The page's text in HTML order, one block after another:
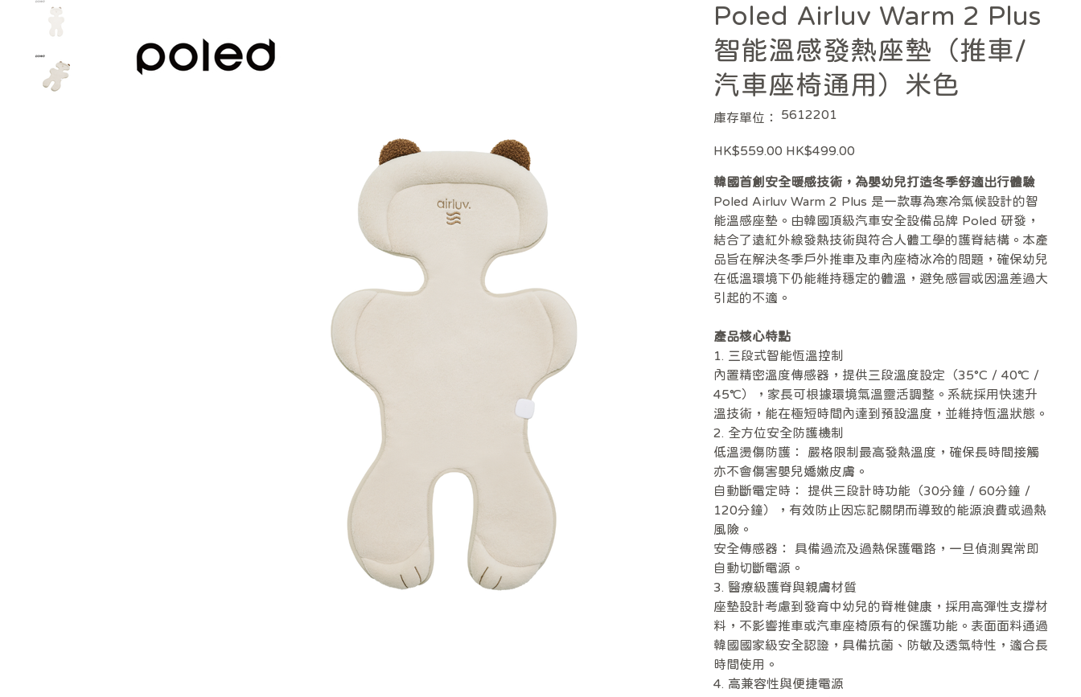
Poled Airluv Warm 2 Plus
智能溫感發熱座墊（推車/
汽車座椅通用）米色
庫存單位：
SKU
5612201
5612201
原
始
格
HK$559.00 促
銷
格
HK$499.00
韓國首創安全暖感技術，為嬰幼兒打造冬季舒適出行體驗
Poled Airluv Warm 2 Plus 是一款專為寒冷氣候設計的智
能溫感座墊。由韓國頂級汽車安全設備品牌 Poled 研發，
結合了遠紅外線發熱技術與符合人體工學的護脊結構。本產
品旨在解決冬季戶外推車及車內座椅冰冷的問題，確保幼兒
在低溫環境下仍能維持穩定的體溫，避免感冒或因溫差過大
引起的不適。
產品核心特點
1. 三段式智能恆溫控制
內置精密溫度傳感器，提供三段溫度設定（35°C / 40°C /
45°C），家長可根據環境氣溫靈活調整。系統採用快速升
溫技術，能在極短時間內達到預設溫度，並維持恆溫狀態。
2. 全方位安全防護機制
低溫燙傷防護： 嚴格限制最高發熱溫度，確保長時間接觸
亦不會傷害嬰兒嬌嫩皮膚。
自動斷電定時： 提供三段計時功能（30分鐘 / 60分鐘 /
120分鐘），有效防止因忘記關閉而導致的能源浪費或過熱
風險。
安全傳感器： 具備過流及過熱保護電路，一旦偵測異常即
自動切斷電源。
3. 醫療級護脊與親膚材質
座墊設計考慮到發育中幼兒的脊椎健康，採用高彈性支撐材
料，不影響推車或汽車座椅原有的保護功能。表面面料通過
韓國國家級安全認證，具備抗菌、防敏及透氣特性，適合長
時間使用。
4. 高兼容性與便捷電源